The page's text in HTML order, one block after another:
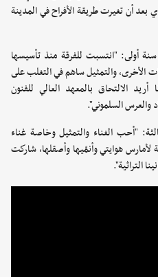
أن تغيرت طريقة الأفراح في المدينة
بترول سنة أولى: "انتسبت للفرقة منذ تأسيسها
الأخرى، والتمثيل ساهم في التغلب على
الالتحاق بالمعهد العالي للفنون
السلموني".
سنة ثالثة: "أحب الغناء والتمثيل وخاصة غناء
لأمارس هوايتي وأنمّيها وأصقلها، شاركت
التراثية".